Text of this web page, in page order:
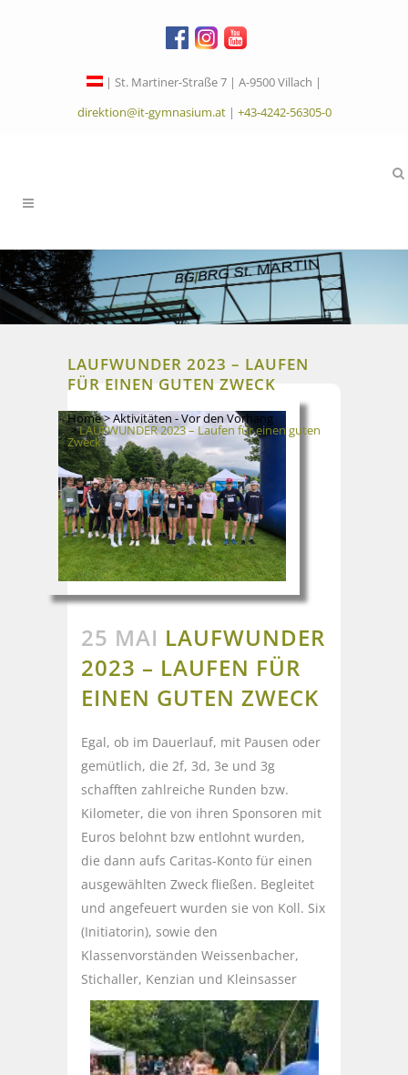
| St. Martiner-Straße 7 | A-9500 Villach |
direktion@it-gymnasium.at| +43-4242-56305-0
LAUFWUNDER 2023 – LAUFEN
FÜR EINEN GUTEN ZWECK
Home>Aktivitäten - Vor den Vorhang
>LAUFWUNDER 2023 – Laufen für einen guten
Zweck
25 MAI LAUFWUNDER
2023 – LAUFEN FÜR
EINEN GUTEN ZWECK
Egal, ob im Dauerlauf, mit Pausen oder
gemütlich, die 2f, 3d, 3e und 3g
schafften zahlreiche Runden bzw.
Kilometer, die von ihren Sponsoren mit
Euros belohnt bzw entlohnt wurden,
die dann aufs Caritas-Konto für einen
ausgewählten Zweck fließen. Begleitet
und angefeuert wurden sie von Koll. Six
(Initiatorin), sowie den
Klassenvorständen Weissenbacher,
Stichaller, Kenzian und Kleinsasser